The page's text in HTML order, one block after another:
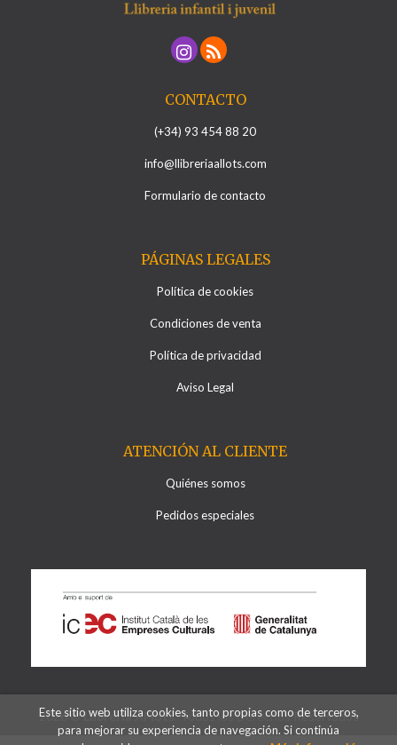
CONTACTO
(+34) 93 454 88 20
info@llibreriaallots.com
Formulario de contacto
PÁGINAS LEGALES
Política de cookies
Condiciones de venta
Política de privacidad
Aviso Legal
ATENCIÓN AL CLIENTE
Quiénes somos
Pedidos especiales
2026 ©Llibreria Al·lots. Todos los Derechos Reservados
Este sitio web utiliza cookies, tanto propias como de terceros,
para mejorar su experiencia de navegación. Si continúa